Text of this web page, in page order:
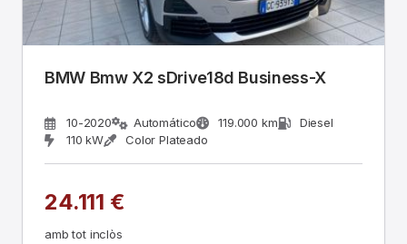
BMW Bmw X2 sDrive18d Business-X
10-2020 Automático 119.000 km
Diesel
110 kW
Color Plateado
24.111 €
amb tot inclòs